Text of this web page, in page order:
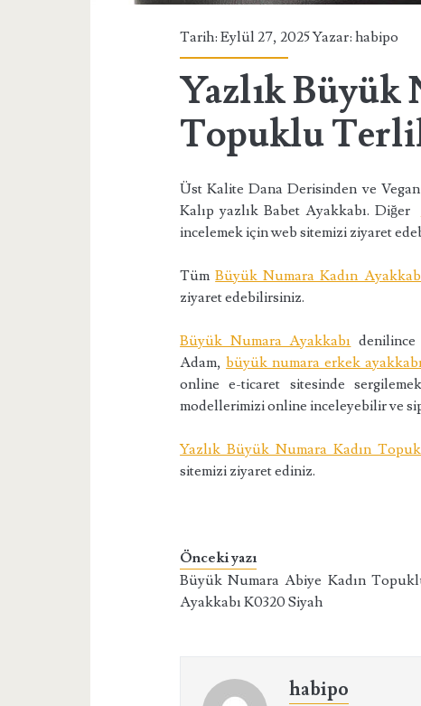
Tarih: Eylül 27, 2025 Yazar:habipo
Yazlık Büyük
Topuklu
Üst Kalite Dana Derisinden ve
Kalıp yazlık Babet Ayakkabı. Diğer
incelemek için web sitemizi ziyaret
TümBüyük Numara Kadın
ziyaret edebilirsiniz.
Büyük Numara Ayakkabı
Adam,büyük numara erkek ayakkabı
online e-ticaret sitesinde
modellerimizi online inceleyebilir ve
Yazlık Büyük Numara Kadın
sitemizi ziyaret ediniz.
Önceki yazı
Büyük Numara Abiye Kadın
Ayakkabı K0320 Siyah
habipo